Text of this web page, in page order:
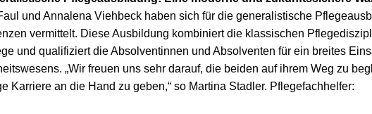
und Annalena Viehbeck haben sich für die generalistische
vermittelt. Diese Ausbildung kombiniert die klassischen
und qualifiziert die Absolventinnen und Absolventen für ein breites
„Wir freuen uns sehr darauf, die beiden auf ihrem Weg zu
Karriere an die Hand zu geben,“ so Martina Stadler. Pflegefachhelfer: